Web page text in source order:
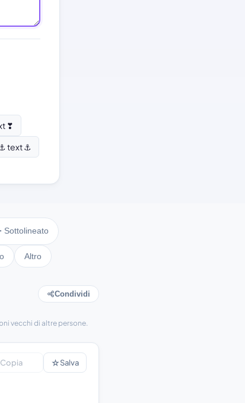
❣
text ⚓
Sottolineato
Altro
Condividi
vecchi di altre persone.
Copia ☆Salva